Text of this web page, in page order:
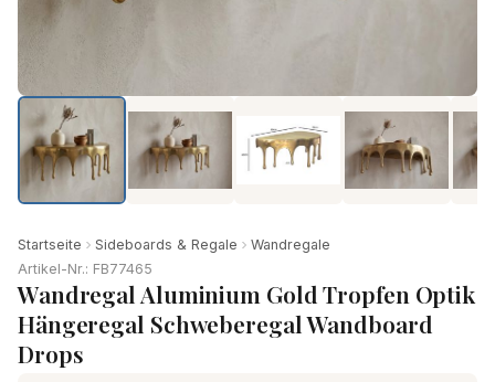
Startseite Sideboards & Regale
Wandregale
Artikel-Nr.: FB77465
Wandregal Aluminium Gold Tropfen Optik
Hängeregal Schweberegal Wandboard
Drops